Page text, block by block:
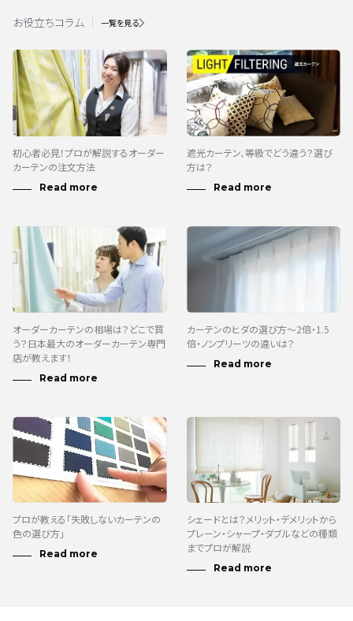
お役立ちコラム 一覧を見る
初心者必見！プロが解説するオーダー
カーテンの注文方法
遮光カーテン、等級でどう違う？選び
方は？
オーダーカーテンの相場は？どこで買
う？日本最大のオーダーカーテン専門
店が教えます！
カーテンのヒダの選び方～2倍・1.5
倍・ノンプリーツの違いは？
プロが教える「失敗しないカーテンの
色の選び方」
シェードとは？メリット・デメリットから
プレーン・シャープ・ダブルなどの種類
までプロが解説